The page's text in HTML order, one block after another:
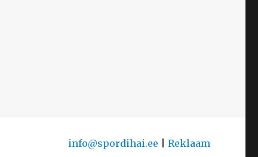
info@spordihai.ee Reklaam